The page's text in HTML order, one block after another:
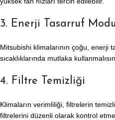
3. Enerji Tasarruf Modu
Mitsubishi klimalarının çoğu, enerji
sıcaklıklarında mutlaka
4. Filtre Temizliği
Klimaların verimliliği, filtrelerin
filtrelerini düzenli olarak kontrol